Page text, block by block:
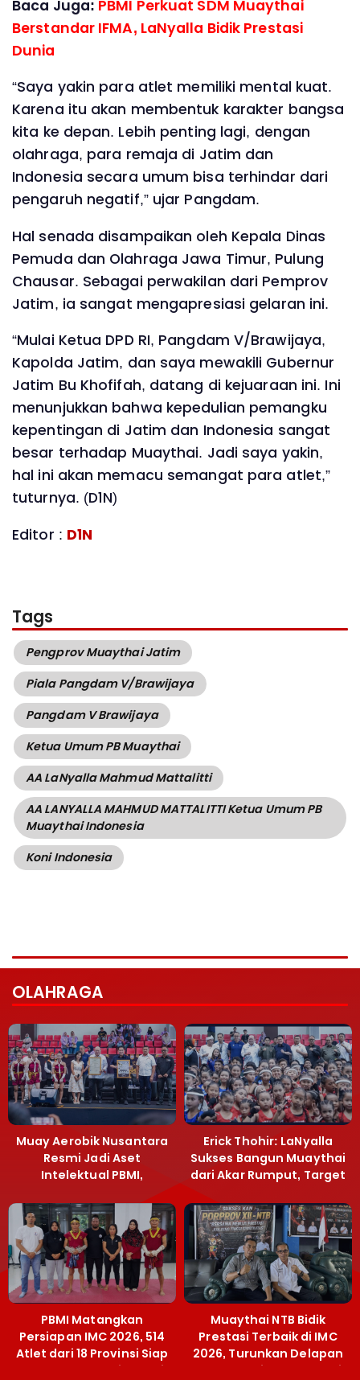
Baca Juga: PBMI Perkuat SDM Muaythai
Berstandar IFMA, LaNyalla Bidik Prestasi
Dunia
“Saya yakin para atlet memiliki mental kuat.
Karena itu akan membentuk karakter bangsa
kita ke depan. Lebih penting lagi, dengan
olahraga, para remaja di Jatim dan
Indonesia secara umum bisa terhindar dari
pengaruh negatif,” ujar Pangdam.
Hal senada disampaikan oleh Kepala Dinas
Pemuda dan Olahraga Jawa Timur, Pulung
Chausar. Sebagai perwakilan dari Pemprov
Jatim, ia sangat mengapresiasi gelaran ini.
“Mulai Ketua DPD RI, Pangdam V/Brawijaya,
Kapolda Jatim, dan saya mewakili Gubernur
Jatim Bu Khofifah, datang di kejuaraan ini. Ini
menunjukkan bahwa kepedulian pemangku
kepentingan di Jatim dan Indonesia sangat
besar terhadap Muaythai. Jadi saya yakin,
hal ini akan memacu semangat para atlet,”
tuturnya. (D1N)
Editor : D1N
Tags
Pengprov Muaythai Jatim
Piala Pangdam V/Brawijaya
Pangdam V Brawijaya
Ketua Umum PB Muaythai
AA LaNyalla Mahmud Mattalitti
AA LANYALLA MAHMUD MATTALITTI Ketua Umum PB
Muaythai Indonesia
Koni Indonesia
OLAHRAGA
Muay Aerobik Nusantara
Resmi Jadi Aset
Intelektual PBMI,
Terobosan Bangun
Grassroots
Erick Thohir: LaNyalla
Sukses Bangun Muaythai
dari Akar Rumput, Target
PBMI Matangkan
Persiapan IMC 2026, 514
Atlet dari 18 Provinsi Siap
Berlaga Besok di Bekasi
Muaythai NTB Bidik
Prestasi Terbaik di IMC
2026, Turunkan Delapan
Atlet ke Kejurnas Bekasi